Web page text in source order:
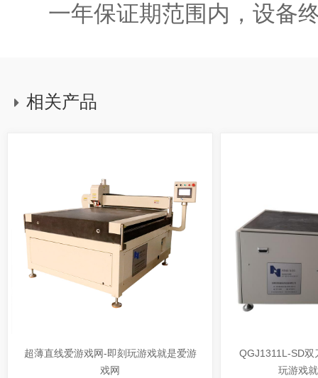
一年保证期范围内，设备
相关产品
超薄直线爱游戏网-即刻玩游戏就是爱游
戏网
QGJ1311L-SD双
玩游戏